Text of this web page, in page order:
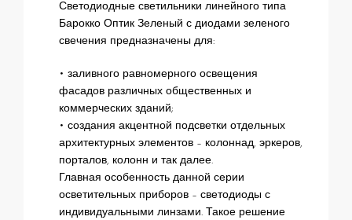
Светодиодные светильники линейного типа
Барокко Оптик Зеленый с диодами зеленого
свечения предназначены для:
• заливного равномерного освещения
фасадов различных общественных и
коммерческих зданий;
• создания акцентной подсветки отдельных
архитектурных элементов – колоннад, эркеров,
порталов, колонн и так далее.
Главная особенность данной серии
осветительных приборов – светодиоды с
индивидуальными линзами. Такое решение